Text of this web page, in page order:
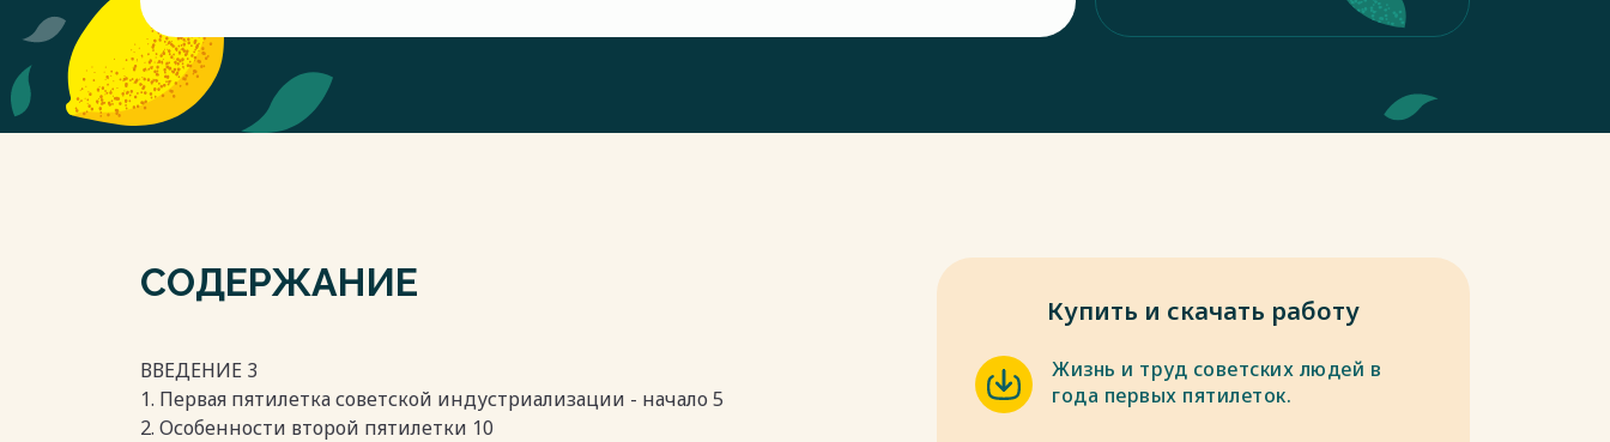
СОДЕРЖАНИЕ
ВВЕДЕНИЕ 3
1. Первая пятилетка советской индустриализации - начало 5
2. Особенности второй пятилетки 10
Купить и скачать работу
Жизнь и труд советских людей в
года первых пятилеток.